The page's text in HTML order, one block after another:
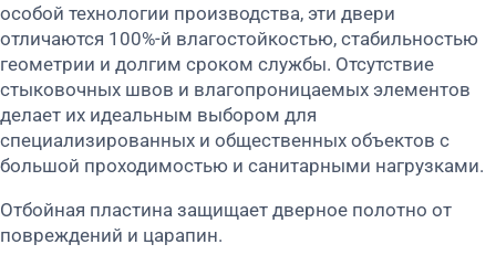
особой технологии производства, эти двери
отличаются 100%-й влагостойкостью, стабильностью
геометрии и долгим сроком службы. Отсутствие
стыковочных швов и влагопроницаемых элементов
делает их идеальным выбором для
специализированных и общественных объектов с
большой проходимостью и санитарными нагрузками.
Отбойная пластина защищает дверное полотно от
повреждений и царапин.